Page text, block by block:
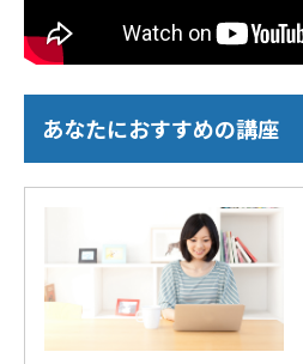
あなたにおすすめの講座